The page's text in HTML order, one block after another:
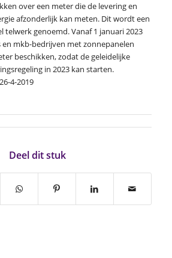
over een meter die de levering en
afzonderlijk kan meten. Dit wordt een
telwerk genoemd. Vanaf 1 januari 2023
mkb-bedrijven met zonnepanelen
beschikken, zodat de geleidelijke
in 2023 kan starten.
4-2019
Deel dit stuk